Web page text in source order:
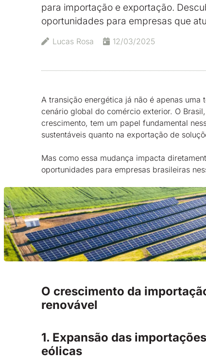
para importação e exportação.
oportunidades para empresas que
Lucas Rosa 12/03/2025
A transição energética já não é apenas
cenário global do comércio exterior. O
crescimento, tem um papel fundamental
sustentáveis quanto na exportação de
Mas como essa mudança impacta
oportunidades para empresas brasileiras
O crescimento da
renovável
1. Expansão das
eólicas